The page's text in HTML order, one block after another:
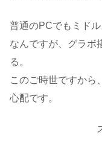
普通のPCでもミド
なんですが、グラボ
る。
このご時世ですから
心配です。